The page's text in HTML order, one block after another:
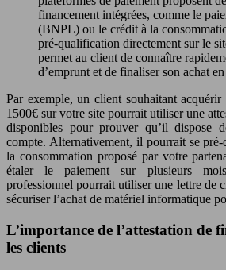
financement intégrées, comme le
(BNPL) ou le crédit à la
pré-qualification directement sur le
permet au client de connaître
d’emprunt et de finaliser son achat
Par exemple, un client souhaitant
1500€ sur votre site pourrait utiliser une
disponibles pour prouver qu’il dispose
compte. Alternativement, il pourrait se
la consommation proposé par votre
étaler le paiement sur plusieurs
professionnel pourrait utiliser une lettre de
sécuriser l’achat de matériel informatique
L’importance de l’attestation de
les clients